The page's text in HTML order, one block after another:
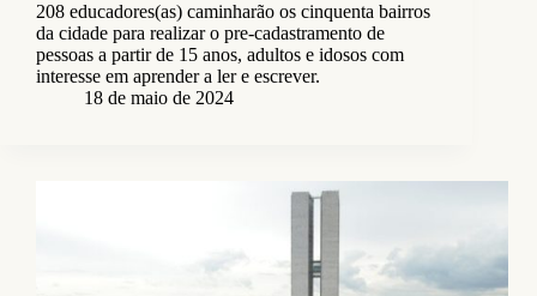
208 educadores(as) caminharão os cinquenta bairros
da cidade para realizar o pre-cadastramento de
pessoas a partir de 15 anos, adultos e idosos com
interesse em aprender a ler e escrever.
18 de maio de 2024